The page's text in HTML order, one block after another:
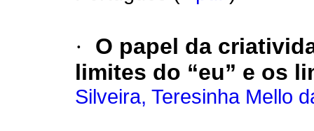
·
O papel da
limites do “eu” e os
Silveira, Teresinha Mello